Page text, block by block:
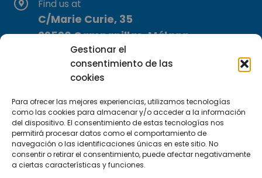
Gestionar el
consentimiento de las
cookies
Para ofrecer las mejores experiencias, utilizamos tecnologías
como las cookies para almacenar y/o acceder a la información
del dispositivo. El consentimiento de estas tecnologías nos
permitirá procesar datos como el comportamiento de
navegación o las identificaciones únicas en este sitio. No
consentir o retirar el consentimiento, puede afectar negativamente
a ciertas características y funciones.
Find us at
C/Marie Curie, 35
29590 Campanillas, Málaga
Subscribe to our Newsletter
SUBSCRIBE HERE